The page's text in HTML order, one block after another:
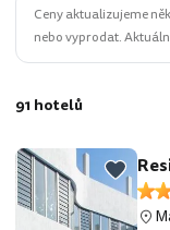
Ceny aktualizujeme
nebo vyprodat.
91 hotelů